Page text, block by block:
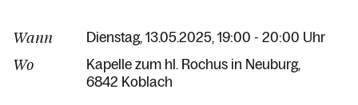
Wann Dienstag, 13.05.2025, 19:00 - 20:00 Uhr
Wo
Kapelle zum hl. Rochus in Neuburg
6842 Koblach